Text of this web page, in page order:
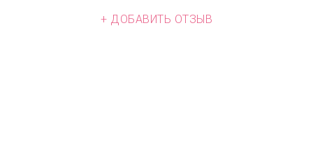
+ ДОБАВИТЬ ОТЗЫВ